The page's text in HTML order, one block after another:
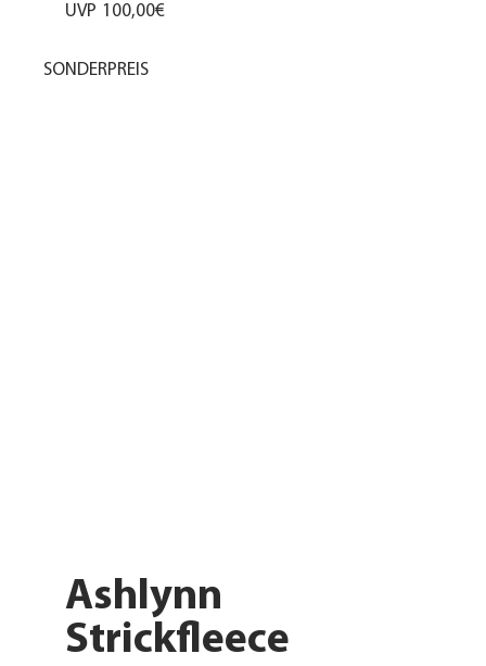
UVP 100,00€
Ashlynn
Strickfleece
SONDERPREIS